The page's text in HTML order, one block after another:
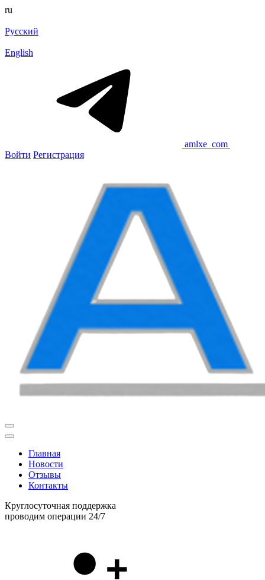
ru
Русский
English
amlxe_com
Войти Регистрация
Главная
Новости
Отзывы
Контакты
Круглосуточная поддержка
проводим операции 24/7